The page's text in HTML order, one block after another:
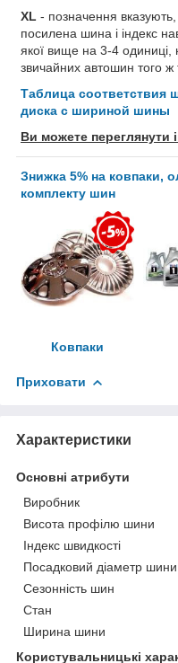
XL - позначення
посилена шина і індекс
якої вище на 3-4 одиниці,
звичайних автошин того ж
Таблица соответствия
диска с шириной шины
Ви можете переглянути
Знижка 5% на ковпаки,
комплекту шин
Ковпаки
Приховати
Характеристики
Основні атрибути
Виробник
Висота профілю шини
Індекс швидкості
Посадковий діаметр шини
Сезонність шин
Стан
Ширина шини
Користувальницькі